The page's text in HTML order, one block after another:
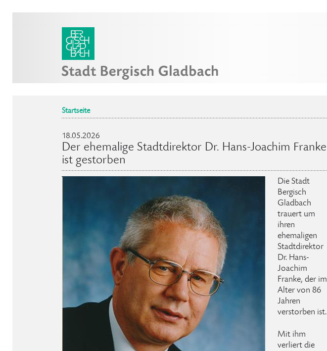
Startseite
18.05.2026
Der ehemalige Stadtdirektor Dr. Hans-Joachim Franke
ist gestorben
Die Stadt
Bergisch
Gladbach
trauert um
ihren
ehemaligen
Stadtdirektor
Dr. Hans-
Joachim
Franke, der im
Alter von 86
Jahren
verstorben ist.
Mit ihm
verliert die